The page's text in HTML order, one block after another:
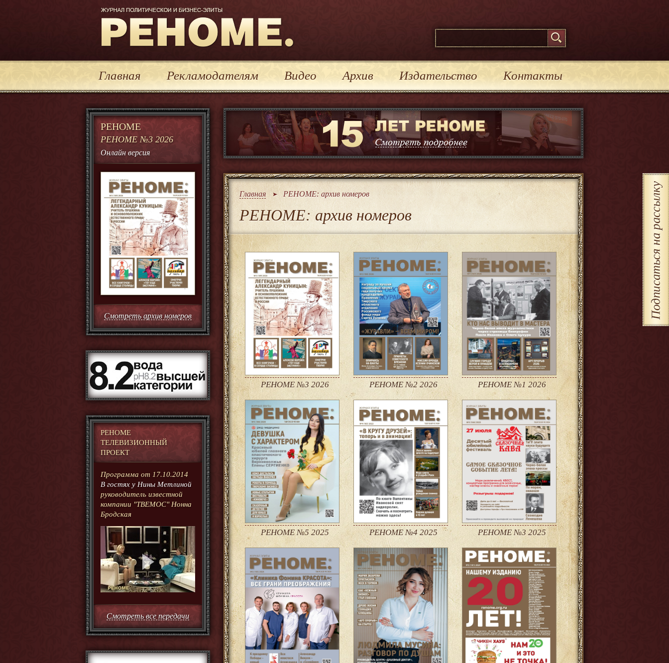
Главная Рекламодателям Видео Архив Издательство Контакты
РЕНОМЕ
РЕНОМЕ №3 2026
Онлайн версия
Смотреть архив номеров
РЕНОМЕ
ТЕЛЕВИЗИОННЫЙ
ПРОЕКТ
Программа от 17.10.2014
В гостях у Нины Метлиной
руководитель известной
компании "ТВЕМОС" Нонна
Бродская
Смотреть все передачи
Главная РЕНОМЕ: архив номеров
РЕНОМЕ: архив номеров
РЕНОМЕ №3 2026 РЕНОМЕ №2 2026 РЕНОМЕ №1 2026
РЕНОМЕ №5 2025 РЕНОМЕ №4 2025 РЕНОМЕ №3 2025